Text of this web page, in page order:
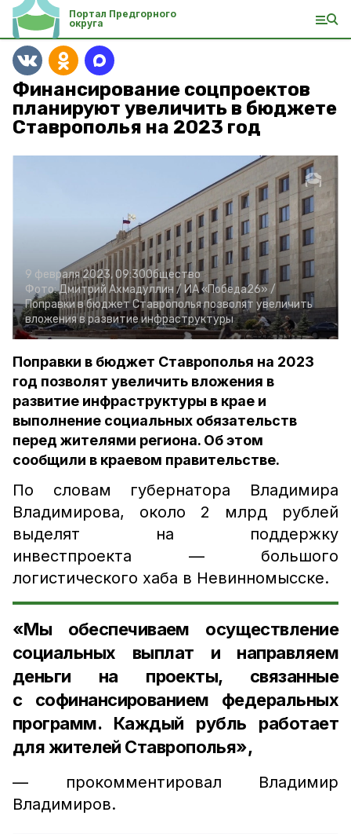
Портал Предгорного
округа
Финансирование соцпроектов
планируют увеличить в бюджете
Ставрополья на 2023 год
9 февраля 2023, 09:30Общество
Фото:Дмитрий Ахмадуллин / ИА «Победа26» /
Поправки в бюджет Ставрополья позволят увеличить
вложения в развитие инфраструктуры
Поправки в бюджет Ставрополья на 2023
год позволят увеличить вложения в
развитие инфраструктуры в крае и
выполнение социальных обязательств
перед жителями региона. Об этом
сообщили в краевом правительстве.
По словам губернатора Владимира
Владимирова, около 2 млрд рублей
выделят на поддержку
инвестпроекта — большого
логистического хаба в Невинномысске.
«Мы обеспечиваем осуществление
социальных выплат и направляем
деньги на проекты, связанные
с софинансированием федеральных
программ. Каждый рубль работает
для жителей Ставрополья»,
— прокомментировал Владимир
Владимиров.